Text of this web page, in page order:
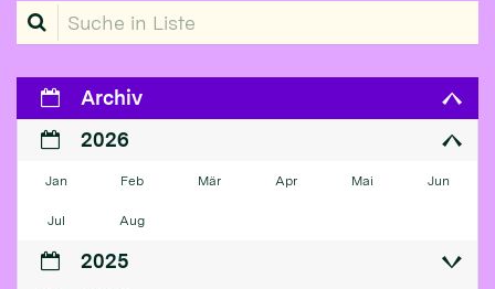
Suche in Liste
Archiv
2026
Jan Feb Mär Apr Mai Jun
Jul Aug
2025